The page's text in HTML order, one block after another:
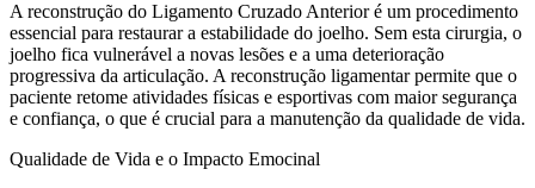
A reconstrução do Ligamento Cruzado Anterior é um procedimento
essencial para restaurar a estabilidade do joelho. Sem esta cirurgia, o
joelho fica vulnerável a novas lesões e a uma deterioração
progressiva da articulação. A reconstrução ligamentar permite que o
paciente retome atividades físicas e esportivas com maior segurança
e confiança, o que é crucial para a manutenção da qualidade de vida.
Qualidade de Vida e o Impacto Emocinal